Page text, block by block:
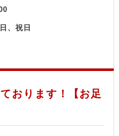
、祝日
おります！【お足